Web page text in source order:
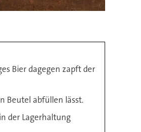
Bier dagegen zapft der
Beutel abfüllen lässt.
der Lagerhaltung